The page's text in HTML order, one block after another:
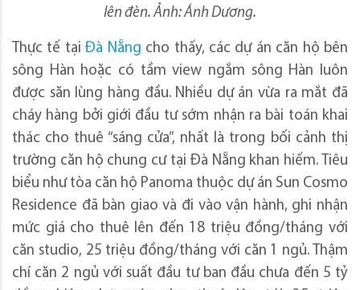
lên đèn. Ảnh: Ánh Dương.
Thực tế tạiĐà Nẵng cho thấy, các dự án căn hộ bên
sông Hàn hoặc có tầm view ngắm sông Hàn luôn
được săn lùng hàng đầu. Nhiều dự án vừa ra mắt đã
cháy hàng bởi giới đầu tư sớm nhận ra bài toán khai
thác cho thuê “sáng cửa”, nhất là trong bối cảnh thị
trường căn hộ chung cư tại Đà Nẵng khan hiếm. Tiêu
biểu như tòa căn hộ Panoma thuộc dự án Sun Cosmo
Residence đã bàn giao và đi vào vận hành, ghi nhận
mức giá cho thuê lên đến 18 triệu đồng/tháng với
căn studio, 25 triệu đồng/tháng với căn 1 ngủ. Thậm
chí căn 2 ngủ với suất đầu tư ban đầu chưa đến 5 tỷ